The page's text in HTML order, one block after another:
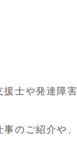
士や発達障
のご紹介や